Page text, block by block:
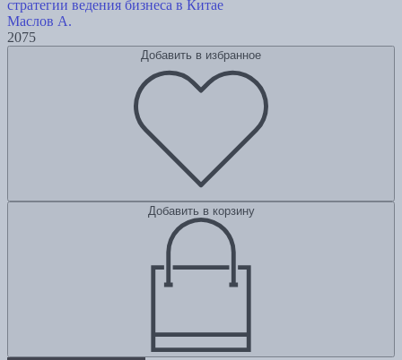
стратегии ведения бизнеса в Китае
Маслов А.
2075
Добавить в избранное
Добавить в корзину